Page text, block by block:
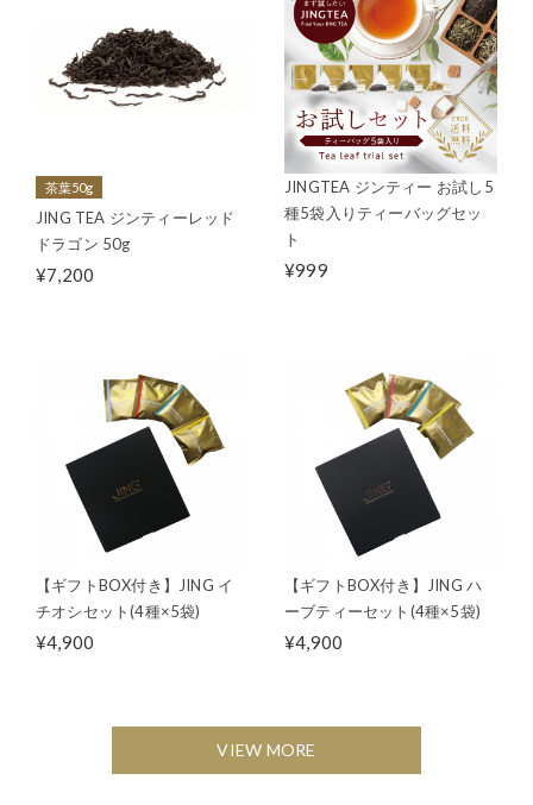
茶葉50g
JING TEA ジンティーレッド
ドラゴン 50g
¥7,200
JINGTEA ジンティー お試し5
種5袋入りティーバッグセッ
ト
¥999
【ギフトBOX付き】JING イ
チオシセット(4種×5袋)
¥4,900
【ギフトBOX付き】JING ハ
ーブティーセット(4種×5袋)
¥4,900
VIEW MORE